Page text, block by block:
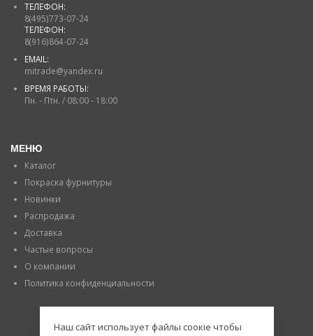
ТЕЛЕФОН:
8(495)773-07-24
ТЕЛЕФОН:
8(916)864-07-24
EMAIL:
mitrade@yandex.ru
ВРЕМЯ РАБОТЫ:
Пн. - Птн. / 08:00 - 18:00
МЕНЮ
Каталог
Покраска фурнитуры
Новинки
Распродажа
Доставка
Частые вопросы
О компании
Политика конфиденциальности
Наш сайт использует файлы соокіе чтобы